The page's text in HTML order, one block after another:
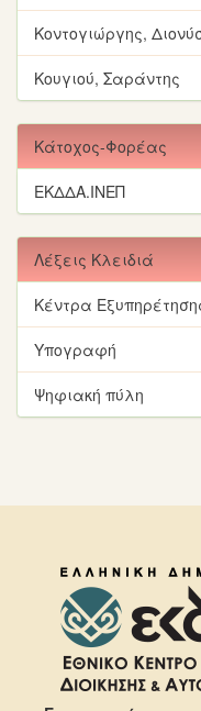
Κοντογιώργης,
Κουγιού, Σαράντης
Κάτοχος-Φορέας
ΕΚΔΔΑ.ΙΝΕΠ
Λέξεις Κλειδιά
Κέντρα
Υπογραφή
Ψηφιακή πύλη